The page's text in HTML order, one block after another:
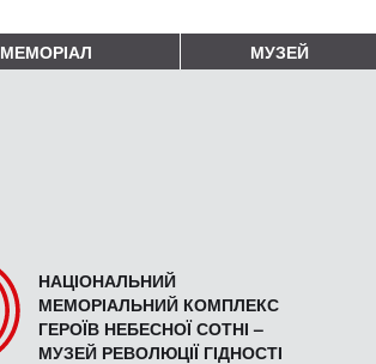
МЕМОРІАЛ МУЗЕЙ
НАЦІОНАЛЬНИЙ
МЕМОРІАЛЬНИЙ КОМПЛЕКС
ГЕРОЇВ НЕБЕСНОЇ СОТНІ –
МУЗЕЙ РЕВОЛЮЦІЇ ГІДНОСТІ